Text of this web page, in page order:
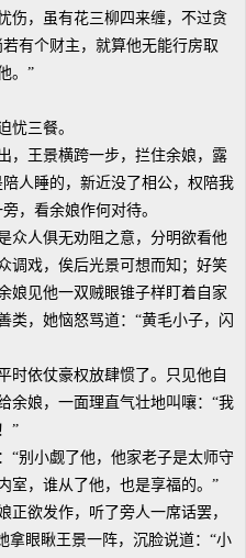
伤，虽有花三柳四来缠，不过贪
有个财主，就算他无能行房取
。”
三餐。
王景横跨一步，拦住余娘，露
人睡的，新近没了相公，权陪我
，看余娘作何对待。
人俱无劝阻之意，分明欲看他
调戏，俟后光景可想而知；好笑
娘见他一双贼眼锥子样盯着自家
类，她恼怒骂道：“黄毛小子，闪
依仗豪权放肆惯了。只见他自
余娘，一面理直气壮地叫嚷：“我
”
别小觑了他，他家老子是太师守
室，谁从了他，也是享福的。”
欲发作，听了旁人一席话罢，
拿眼瞅王景一阵，沉脸说道：“小